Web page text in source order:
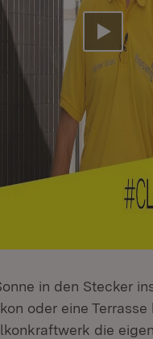
Video
in den Stecker
oder eine
die